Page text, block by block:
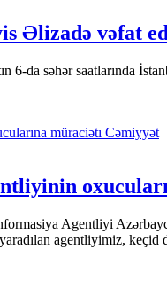
Əlizadə vəfat
6-da səhər saatlarında
Cəmiyyət
Agentliyi
agentliyimiz,